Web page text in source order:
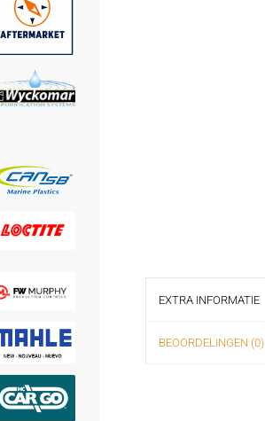
EXTRA INFORMATIE
BEOORDELINGEN (0)